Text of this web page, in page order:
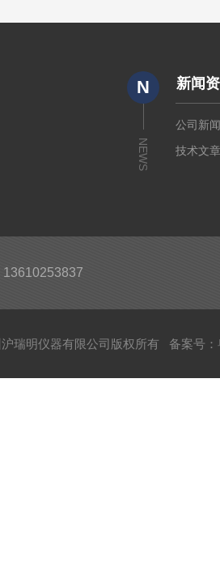
N
NEWS
新闻
公司新
技术文
瑞明仪器有限公司版权所有 备案号